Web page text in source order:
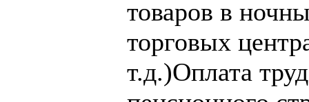
товаров в
торговых
т.д.)Оплата